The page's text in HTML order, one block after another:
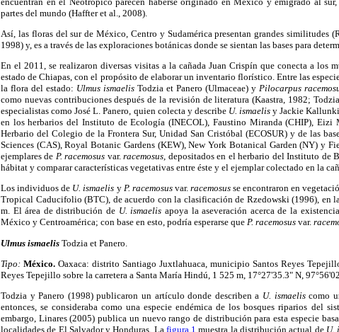
partes del mundo (Haffter et al., 2008).
Así, las floras del sur de México, Centro y Sudamérica presentan grandes similitudes
1998) y, es a través de las exploraciones botánicas donde se sientan las bases para
En el 2011, se realizaron diversas visitas a la cañada Juan Crispín que conecta a los
estado de Chiapas, con el propósito de elaborar un inventario florístico. Entre las
la flora del estado: Ulmus ismaelis Todzia et Panero (Ulmaceae) y Pilocarpus
como nuevas contribuciones después de la revisión de literatura (Kaastra, 1982;
especialistas como José L. Panero, quien colecta y describe U. ismaelis y Jackie
en los herbarios del Instituto de Ecología (INECOL), Faustino Miranda (CHIP),
Herbario del Colegio de la Frontera Sur, Unidad San Cristóbal (ECOSUR) y de las
Sciences (CAS), Royal Botanic Gardens (KEW), New York Botanical Garden (NY) y
ejemplares de P. racemosus var.racemosus, depositados en el herbario del Instituto de
hábitat y comparar características vegetativas entre éste y el ejemplar colectado en la
Los individuos de U. ismaelis y P. racemosusvar. racemosusse encontraron en
Tropical Caducifolio (BTC), de acuerdo con la clasificación de Rzedowski (1996), en
m. El área de distribución de U. ismaelis apoya la aseveración acerca de la
México y Centroamérica; con base en esto, podría esperarse que P. racemosus var.
Ulmus ismaelis Todzia et Panero.
Tipo: México. Oaxaca: distrito Santiago Juxtlahuaca, municipio Santos Reyes
Reyes Tepejillo sobre la carretera a Santa María Hindú, 1 525 m, 17°27'35.3" N,
Todzia y Panero (1998) publicaron un artículo donde describen a U. ismaeliscomo
entonces, se consideraba como una especie endémica de los bosques riparios del
embargo, Linares (2005) publica un nuevo rango de distribución para esta especie
localidades de El Salvador y Honduras. La figura 1 muestra la distribución actual de U.